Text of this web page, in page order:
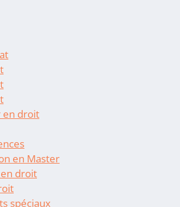
en droit
en Master
droit
spéciaux